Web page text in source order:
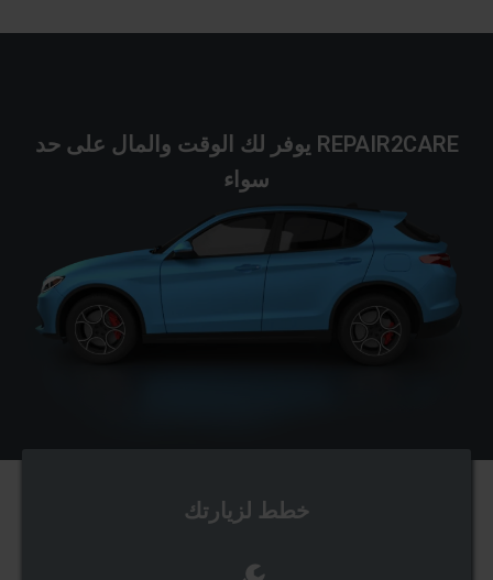
REPAIR2CARE يوفر لك الوقت والمال على حد
سواء
خطط لزيارتك